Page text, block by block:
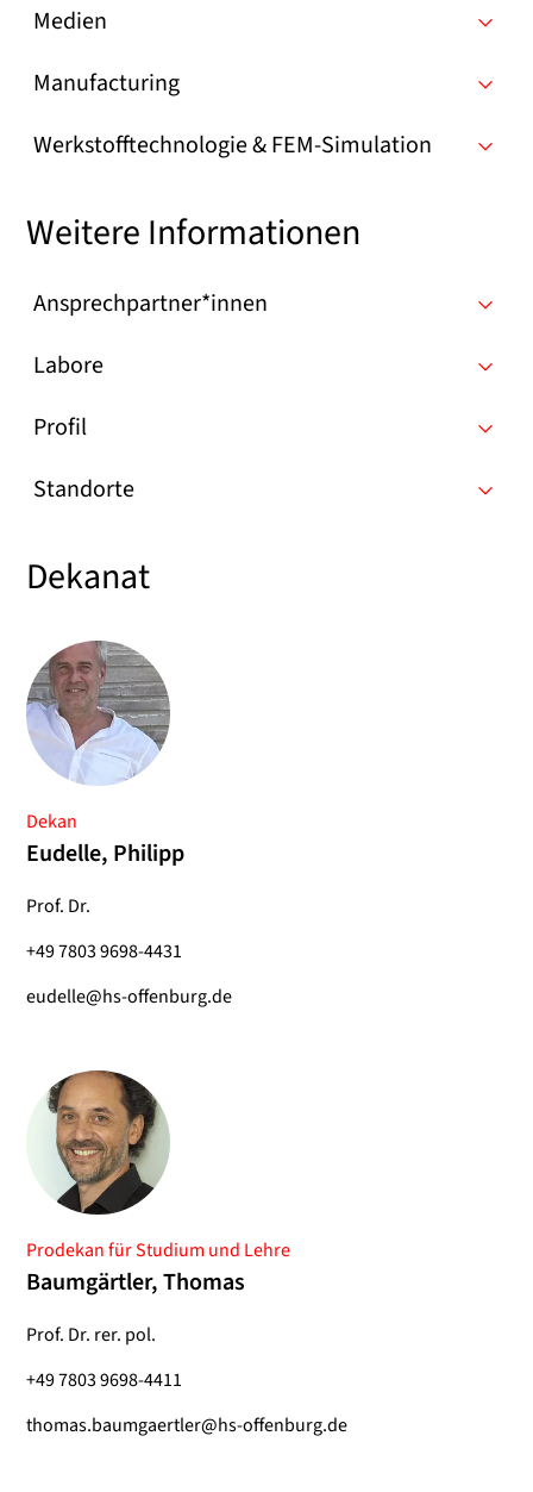
Medien
Manufacturing
Werkstofftechnologie & FEM-Simulation
Weitere Informationen
Ansprechpartner*innen
Labore
Profil
Standorte
Dekanat
Dekan
Eudelle, Philipp
Prof. Dr.
+49 7803 9698-4431
eudelle@hs-offenburg.de
Prodekan für Studium und Lehre
Baumgärtler, Thomas
Prof. Dr. rer. pol.
+49 7803 9698-4411
thomas.baumgaertler@hs-offenburg.de